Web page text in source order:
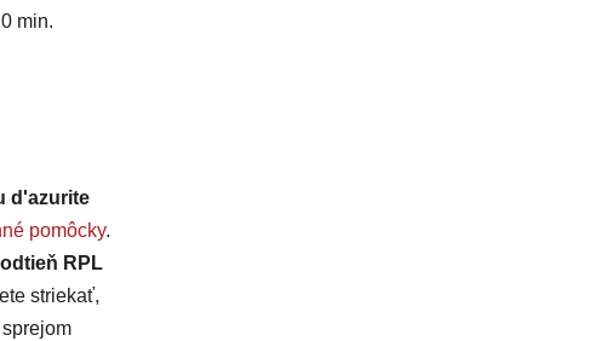
min.
d'azurite
pomôcky.
RPL
striekať,